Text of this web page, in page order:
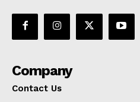
Company
Contact Us